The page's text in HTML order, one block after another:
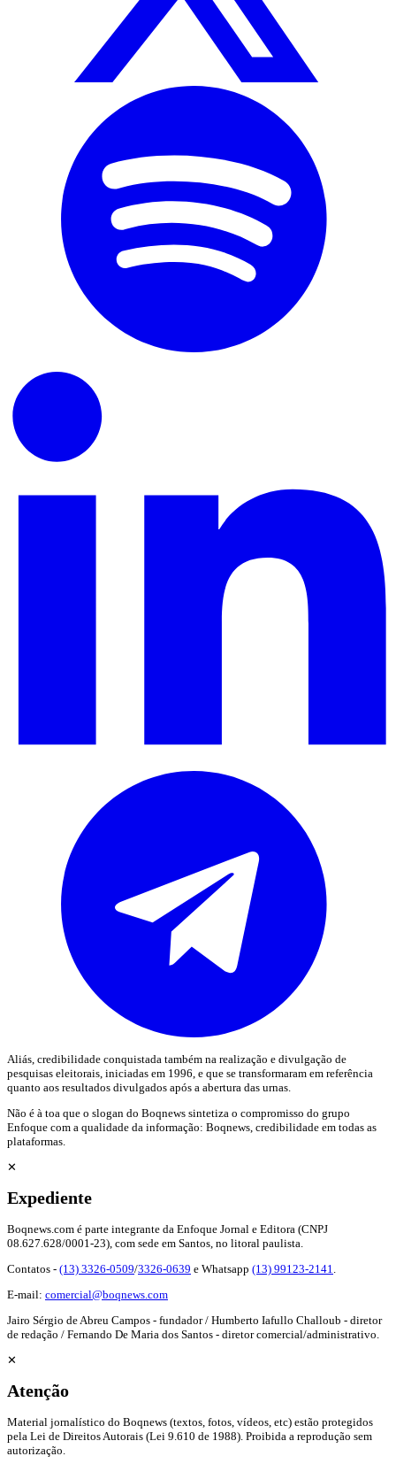
Aliás, credibilidade conquistada também na realização e divulgação de
pesquisas eleitorais, iniciadas em 1996, e que se transformaram em referência
quanto aos resultados divulgados após a abertura das urnas.
Não é à toa que o slogan do Boqnews sintetiza o compromisso do grupo
Enfoque com a qualidade da informação: Boqnews, credibilidade em todas as
plataformas.
✕
Expediente
Boqnews.com é parte integrante da Enfoque Jornal e Editora (CNPJ
08.627.628/0001-23), com sede em Santos, no litoral paulista.
Contatos - (13) 3326-0509/3326-0639 e Whatsapp (13) 99123-2141
E-mail: comercial@boqnews.com
Jairo Sérgio de Abreu Campos - fundador / Humberto Iafullo Challoub - diretor
de redação / Fernando De Maria dos Santos - diretor comercial/administrativo.
✕
Atenção
Material jornalístico do Boqnews (textos, fotos, vídeos, etc) estão protegidos
pela Lei de Direitos Autorais (Lei 9.610 de 1988). Proibida a reprodução sem
autorização.